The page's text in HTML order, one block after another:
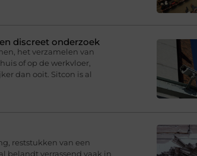
discreet onderzoek
het verzamelen van
of op de werkvloer,
dan ooit. Sitcon is al
reststukken van een
belandt verrassend vaak in